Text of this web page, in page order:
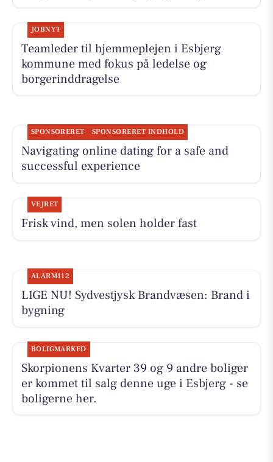
JOBNYT
Teamleder til hjemmeplejen i Esbjerg
kommune med fokus på ledelse og
borgerinddragelse
SPONSORERET SPONSORERET INDHOLD
Navigating online dating for a safe and
successful experience
VEJRET
Frisk vind, men solen holder fast
ALARM112
LIGE NU! Sydvestjysk Brandvæsen: Brand i
bygning
BOLIGMARKED
Skorpionens Kvarter 39 og 9 andre boliger
er kommet til salg denne uge i Esbjerg - se
boligerne her.